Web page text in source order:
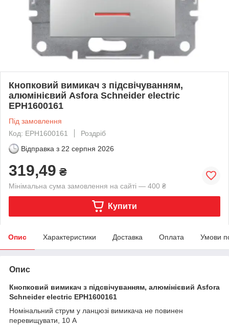
Кнопковий вимикач з підсвічуванням,
алюмінієвий Asfora Schneider electric
EPH1600161
Під замовлення
Код: EPH1600161
Роздріб
Відправка з 22 серпня 2026
319,49 ₴
Мінімальна сума замовлення на сайті — 400 ₴
Купити
Опис Характеристики Доставка Оплата Умови
Опис
Кнопковий вимикач з підсвічуванням, алюмінієвий Asfora
Schneider electric EPH1600161
Номінальний струм у ланцюзі вимикача не повинен
перевищувати, 10 А